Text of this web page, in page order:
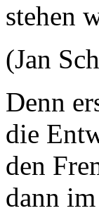
stehen
(Jan
Denn
die
den
dann